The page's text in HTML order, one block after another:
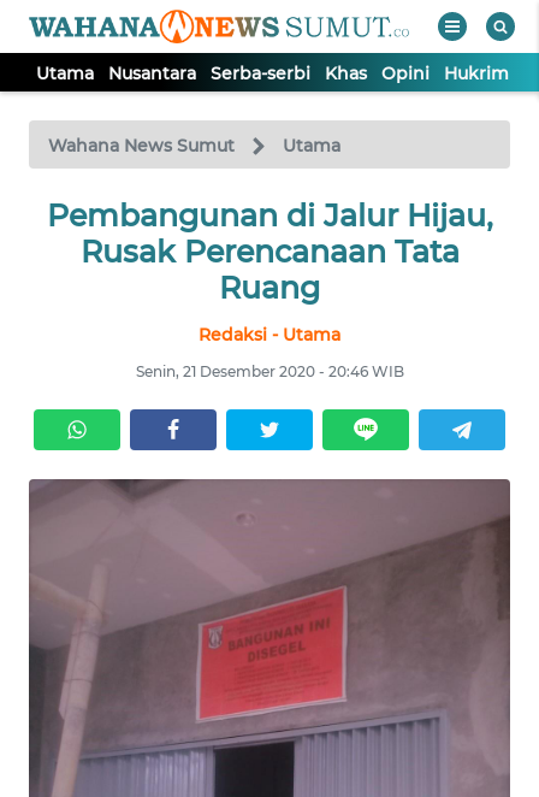
Utama Nusantara Serba-serbi Khas Opini Hukrim
Wahana News Sumut Utama
Pembangunan di Jalur Hijau,
Rusak Perencanaan Tata
Ruang
Redaksi - Utama
Senin, 21 Desember 2020 - 20:46 WIB
TV
Tutup
UTAMA
KHAS
PERISTIWA
Informasi
INDEKS
BERITA